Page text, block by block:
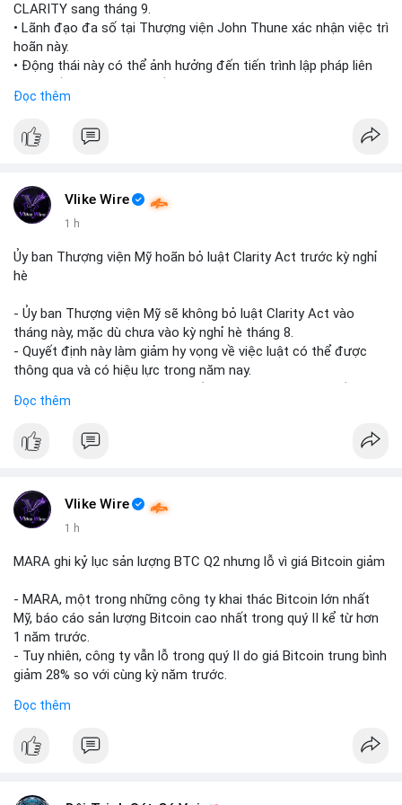
CLARITY sang tháng 9.
• Lãnh đạo đa số tại Thượng viện John Thune xác nhận việc trì
hoãn này.
• Động thái này có thể ảnh hưởng đến tiến trình lập pháp liên
📰 Nguồn: Cointelegraph
Đọc thêm
Vlike Wire
1 h
Ủy ban Thượng viện Mỹ hoãn bỏ luật Clarity Act trước kỳ nghỉ
hè
- Ủy ban Thượng viện Mỹ sẽ không bỏ luật Clarity Act vào
tháng này, mặc dù chưa vào kỳ nghỉ hè tháng 8.
- Quyết định này làm giảm hy vọng về việc luật có thể được
thông qua và có hiệu lực trong năm nay.
mục chứng chỉ cho tài sản số tại Mỹ.
tư và phát triển thị trường crypto tại Mỹ.
#vlikevn #titanbot
📰 Nguồn: CoinDesk
Đọc thêm
Vlike Wire
1 h
MARA ghi kỷ lục sản lượng BTC Q2 nhưng lỗ vì giá Bitcoin giảm
- MARA, một trong những công ty khai thác Bitcoin lớn nhất
Mỹ, báo cáo sản lượng Bitcoin cao nhất trong quý II kể từ hơn
1 năm trước.
- Tuy nhiên, công ty vẫn lỗ trong quý II do giá Bitcoin trung bình
giảm 28% so với cùng kỳ năm trước.
của Bitcoin, ảnh hưởng trực tiếp đến doanh thu và lợi nhuận.
$btc
Đọc thêm